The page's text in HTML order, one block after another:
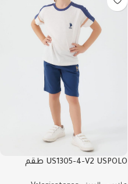
US1305-4-V2 USPOLO طقم